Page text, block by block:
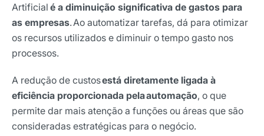
Artificial é a diminuição significativa de gastos para
as empresas. Ao automatizar tarefas, dá para otimizar
os recursos utilizados e diminuir o tempo gasto nos
processos.
A redução de custosestá diretamente ligada à
eficiência proporcionada pela automação, o que
permite dar mais atenção a funções ou áreas que são
consideradas estratégicas para o negócio.